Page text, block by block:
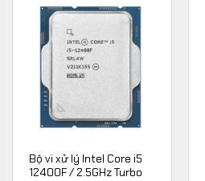
Bộ vi xử lý Intel Core i5
12400F / 2.5GHz Turbo